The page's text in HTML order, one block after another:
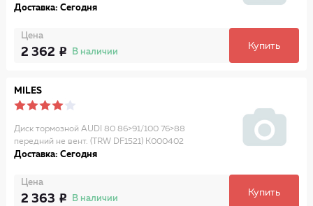
Доставка: Сегодня
Цена
2 362 В наличии
Купить
MILES
Диск тормозной AUDI 80 86>91/100 76>88
передний не вент. (TRW DF1521) K000402
Доставка: Сегодня
Цена
2 363 В наличии
Купить